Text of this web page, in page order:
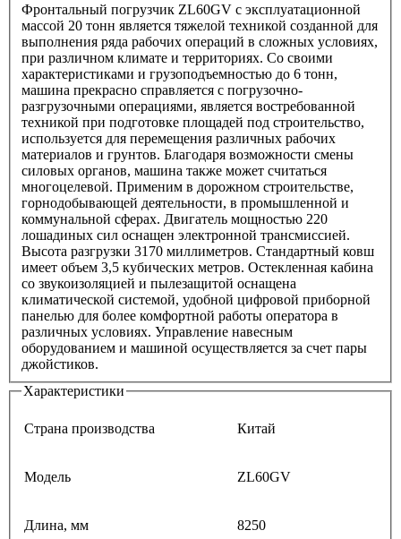
Фронтальный погрузчик ZL60GV с эксплуатационной
массой 20 тонн является тяжелой техникой созданной для
выполнения ряда рабочих операций в сложных условиях,
при различном климате и территориях. Со своими
характеристиками и грузоподъемностью до 6 тонн,
машина прекрасно справляется с погрузочно-
разгрузочными операциями, является востребованной
техникой при подготовке площадей под строительство,
используется для перемещения различных рабочих
материалов и грунтов. Благодаря возможности смены
силовых органов, машина также может считаться
многоцелевой. Применим в дорожном строительстве,
горнодобывающей деятельности, в промышленной и
коммунальной сферах. Двигатель мощностью 220
лошадиных сил оснащен электронной трансмиссией.
Высота разгрузки 3170 миллиметров. Стандартный ковш
имеет объем 3,5 кубических метров. Остекленная кабина
со звукоизоляцией и пылезащитой оснащена
климатической системой, удобной цифровой приборной
панелью для более комфортной работы оператора в
различных условиях. Управление навесным
оборудованием и машиной осуществляется за счет пары
джойстиков.
Характеристики
Страна производства Китай
Модель ZL60GV
Длина, мм 8250